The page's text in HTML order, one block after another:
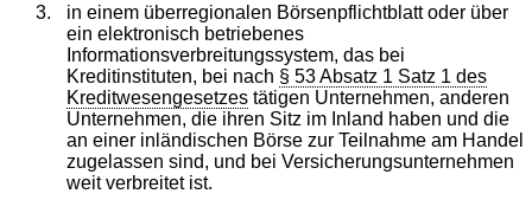
3.
in einem überregionalen Börsenpflichtblatt oder über
ein elektronisch betriebenes
Informationsverbreitungssystem, das bei
Kreditinstituten, bei nach § 53 Absatz 1 Satz 1 des
Kreditwesengesetzestätigen Unternehmen, anderen
Unternehmen, die ihren Sitz im Inland haben und die
an einer inländischen Börse zur Teilnahme am Handel
zugelassen sind, und bei Versicherungsunternehmen
weit verbreitet ist.